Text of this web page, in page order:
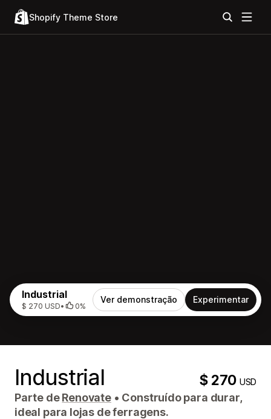
Shopify Theme Store
Industrial
$ 270 USD• 0%
Ver demonstração Experimentar
Industrial $ 270USD
Parte deRenovate • Construído para durar,
ideal para lojas de ferragens.